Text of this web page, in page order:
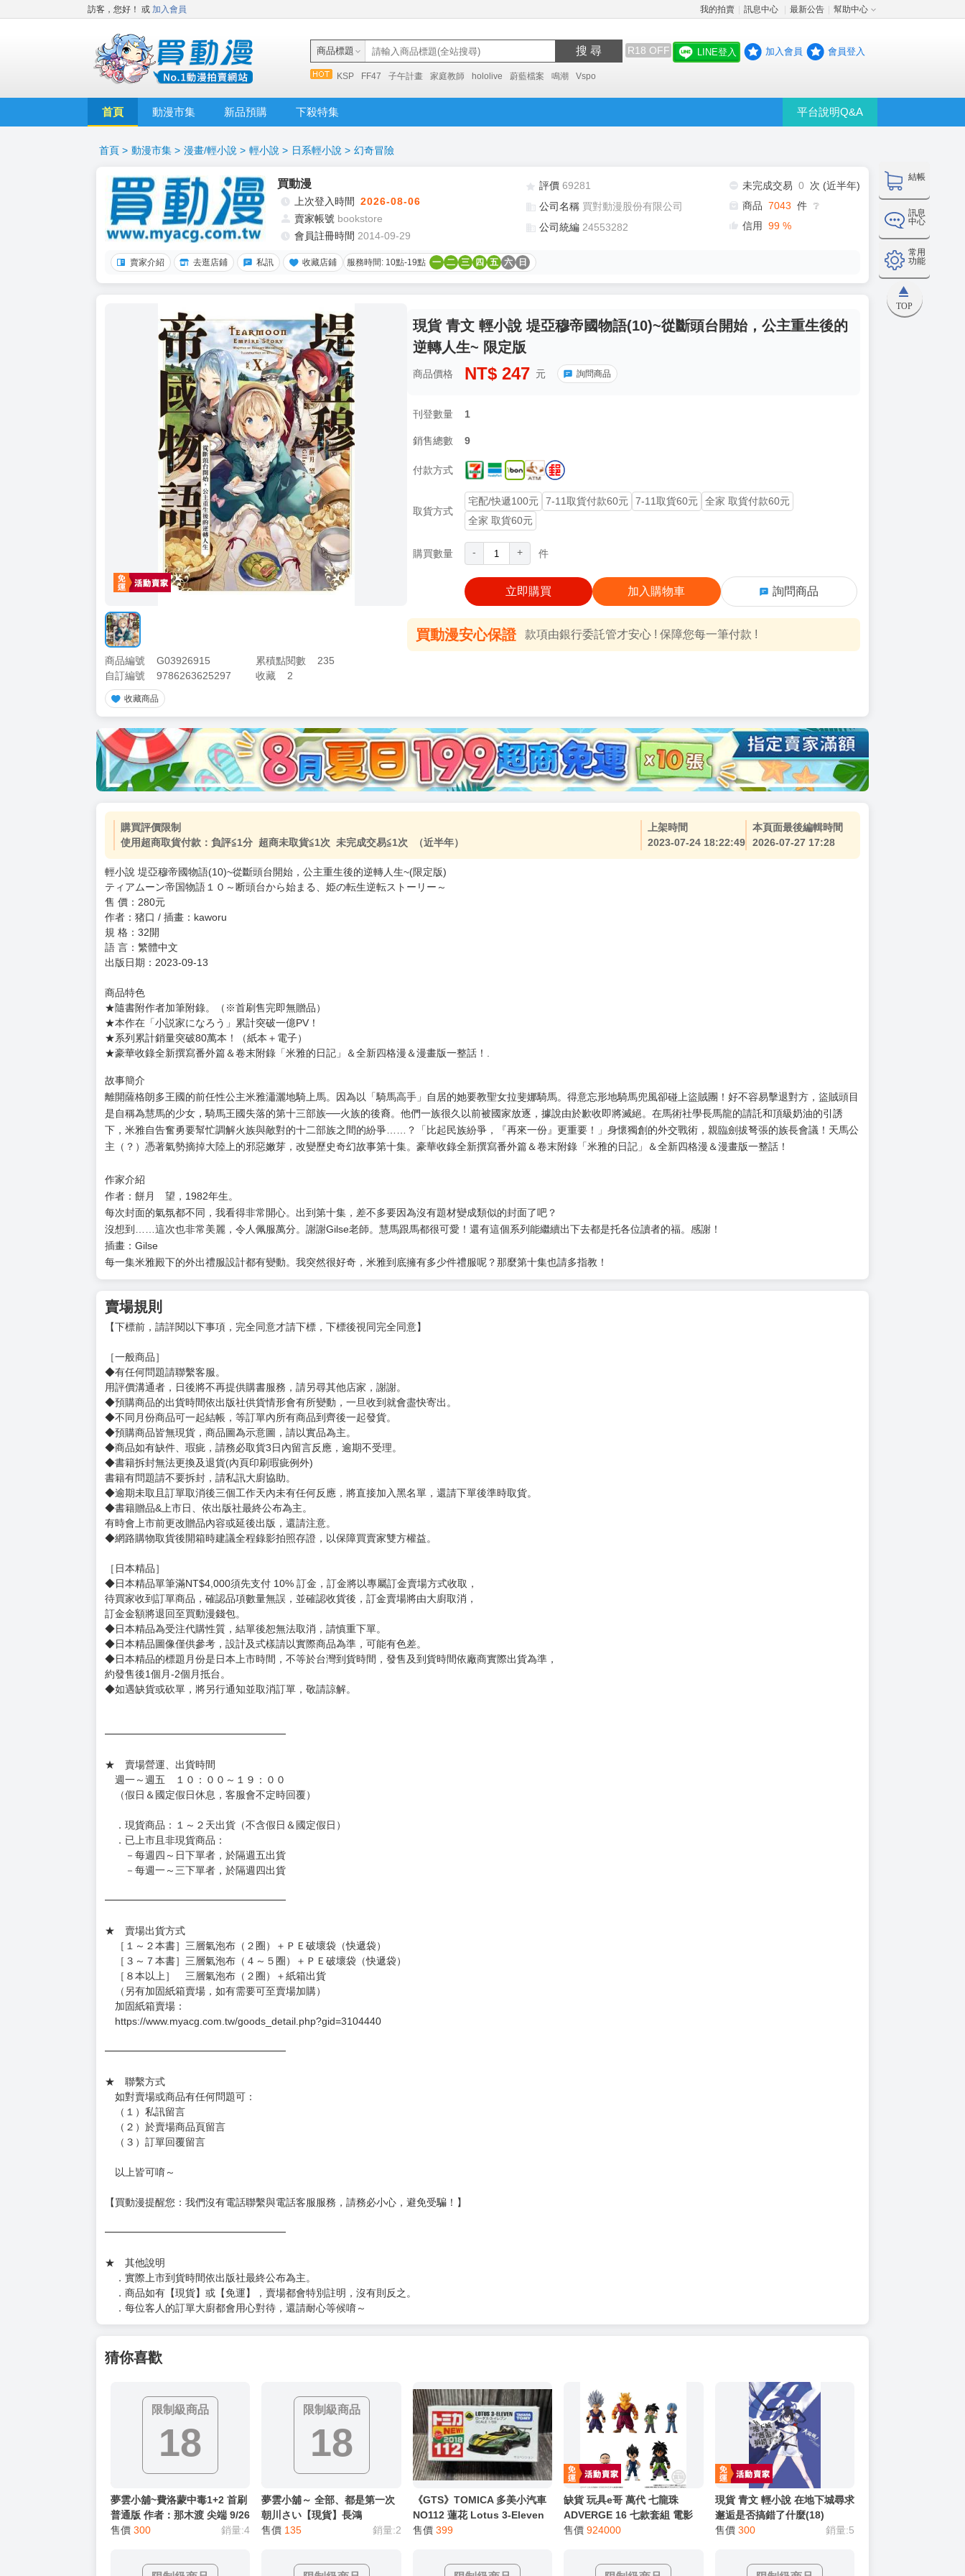
訪客，您好！ 或 加入會員 我的拍賣 訊息中心 最新公告 幫助中心
商品標題 搜 尋 R18 OFF
KSP FF47 子午計畫 家庭教師 hololive 蔚藍檔案 鳴潮 Vspo
LINE登入 加入會員 會員登入
首頁 動漫市集 新品預購 下殺特集 平台說明Q&A
結帳
訊息
中心
常用
功能
TOP
首頁 > 動漫市集 > 漫畫/輕小說 > 輕小說 > 日系輕小說 > 幻奇冒險
買動漫
上次登入時間 2026-08-06
賣家帳號 bookstore
會員註冊時間 2014-09-29
評價 69281
公司名稱 買對動漫股份有限公司
公司統編 24553282
未完成交易 0
次 (近半年)
商品 7043 件 ❔
信用 99 %
賣家介紹 去逛店鋪 私訊 收藏店鋪 服務時間: 10點-19點 一 二 三 四 五 六 日
商品編號 G03926915 累積點閱數
235
自訂編號
9786263625297 收藏 2
收藏商品
現貨 青文 輕小說 堤亞穆帝國物語(10)~從斷頭台開始，公主重生後的
逆轉人生~ 限定版
商品價格 NT$ 247 元 詢問商品
刊登數量 1
銷售總數 9
付款方式
取貨方式
宅配/快遞100元 7-11取貨付款60元 7-11取貨60元
全家 取貨付款60元
全家 取貨60元
購買數量 - + 件
立即購買 加入購物車 詢問商品
買動漫安心保證 款項由銀行委託管才安心 ! 保障您每一筆付款 !
購買評價限制
使用超商取貨付款：負評≦1分 超商未取貨≦1次 未完成交易≦1次 （近半年）
上架時間
2023-07-24 18:22:49
本頁面最後編輯時間
2026-07-27 17:28
輕小說 堤亞穆帝國物語(10)~從斷頭台開始，公主重生後的逆轉人生~(限定版)
ティアムーン帝国物語１０～断頭台から始まる、姫の転生逆転ストーリー～
售 價：280元
作者：猪口 / 插畫：kaworu
規 格：32開
語 言：繁體中文
出版日期：2023-09-13
商品特色
★隨書附作者加筆附錄。（※首刷售完即無贈品）
★本作在「小説家になろう」累計突破一億PV！
★系列累計銷量突破80萬本！（紙本＋電子）
★豪華收錄全新撰寫番外篇＆卷末附錄「米雅的日記」＆全新四格漫＆漫畫版一整話！.
故事簡介
離開薩格朗多王國的前任性公主米雅瀟灑地騎上馬。因為以「騎馬高手」自居的她要教聖女拉斐娜騎馬。得意忘形地騎馬兜風卻碰上盜賊團！好不容易擊退對方，盜賊頭目
是自稱為慧馬的少女，騎馬王國失落的第十三部族──火族的後裔。他們一族很久以前被國家放逐，據說由於歉收即將滅絕。在馬術社學長馬龍的請託和頂級奶油的引誘
下，米雅自告奮勇要幫忙調解火族與敵對的十二部族之間的紛爭……？「比起民族紛爭，『再來一份』更重要！」身懷獨創的外交戰術，親臨劍拔弩張的族長會議！天馬公
主（？）憑著氣勢摘掉大陸上的邪惡嫩芽，改變歷史奇幻故事第十集。豪華收錄全新撰寫番外篇＆卷末附錄「米雅的日記」＆全新四格漫＆漫畫版一整話！
作家介紹
作者：餅月 望，1982年生。
每次封面的氣氛都不同，我看得非常開心。出到第十集，差不多要因為沒有題材變成類似的封面了吧？
沒想到……這次也非常美麗，令人佩服萬分。謝謝Gilse老師。慧馬跟馬都很可愛！還有這個系列能繼續出下去都是托各位讀者的福。感謝！
插畫：Gilse
每一集米雅殿下的外出禮服設計都有變動。我突然很好奇，米雅到底擁有多少件禮服呢？那麼第十集也請多指教！
賣場規則
【下標前，請詳閱以下事項，完全同意才請下標，下標後視同完全同意】
［一般商品］
◆有任何問題請聯繫客服。
用評價溝通者，日後將不再提供購書服務，請另尋其他店家，謝謝。
◆預購商品的出貨時間依出版社供貨情形會有所變動，一旦收到就會盡快寄出。
◆不同月份商品可一起結帳，等訂單內所有商品到齊後一起發貨。
◆預購商品皆無現貨，商品圖為示意圖，請以實品為主。
◆商品如有缺件、瑕疵，請務必取貨3日內留言反應，逾期不受理。
◆書籍拆封無法更換及退貨(內頁印刷瑕疵例外)
書籍有問題請不要拆封，請私訊大廚協助。
◆逾期未取且訂單取消後三個工作天內未有任何反應，將直接加入黑名單，還請下單後準時取貨。
◆書籍贈品&上市日、依出版社最終公布為主。
有時會上市前更改贈品內容或延後出版，還請注意。
◆網路購物取貨後開箱時建議全程錄影拍照存證，以保障買賣家雙方權益。
［日本精品］
◆日本精品單筆滿NT$4,000須先支付 10% 訂金，訂金將以專屬訂金賣場方式收取，
待買家收到訂單商品，確認品項數量無誤，並確認收貨後，訂金賣場將由大廚取消，
訂金金額將退回至買動漫錢包。
◆日本精品為受注代購性質，結單後恕無法取消，請慎重下單。
◆日本精品圖像僅供參考，設計及式樣請以實際商品為準，可能有色差。
◆日本精品的標題月份是日本上市時間，不等於台灣到貨時間，發售及到貨時間依廠商實際出貨為準，
約發售後1個月-2個月抵台。
◆如遇缺貨或砍單，將另行通知並取消訂單，敬請諒解。
━━━━━━━━━━━━━━━━━━
★ 賣場營運、出貨時間
週一～週五 １０：００～１９：００
（假日＆國定假日休息，客服會不定時回覆）
．現貨商品：１～２天出貨（不含假日＆國定假日）
．已上市且非現貨商品：
－每週四～日下單者，於隔週五出貨
－每週一～三下單者，於隔週四出貨
━━━━━━━━━━━━━━━━━━
★ 賣場出貨方式
［１～２本書］三層氣泡布（２圈）＋ＰＥ破壞袋（快遞袋）
［３～７本書］三層氣泡布（４～５圈）＋ＰＥ破壞袋（快遞袋）
［８本以上］ 三層氣泡布（２圈）＋紙箱出貨
（另有加固紙箱賣場，如有需要可至賣場加購）
加固紙箱賣場：
https://www.myacg.com.tw/goods_detail.php?gid=3104440
━━━━━━━━━━━━━━━━━━
★ 聯繫方式
如對賣場或商品有任何問題可：
（１）私訊留言
（２）於賣場商品頁留言
（３）訂單回覆留言
以上皆可唷～
【買動漫提醒您：我們沒有電話聯繫與電話客服服務，請務必小心，避免受騙！】
━━━━━━━━━━━━━━━━━━
★ 其他說明
．實際上市到貨時間依出版社最終公布為主。
．商品如有【現貨】或【免運】，賣場都會特別註明，沒有則反之。
．每位客人的訂單大廚都會用心對待，還請耐心等候唷～
猜你喜歡
限制級商品
18
夢雲小舖~費洛蒙中毒1+2 首刷
普通版 作者：那木渡 尖端 9/26
售價 300 銷量:4
限制級商品
18
夢雲小舖～ 全部、都是第一次
朝川さい【現貨】長鴻
售價 135 銷量:2
《GTS》TOMICA 多美小汽車
NO112 蓮花 Lotus 3-Eleven
880387
售價 399
缺貨 玩具e哥 萬代 七龍珠
ADVERGE 16 七款套組 電影
超級英雄 代理83523
售價 924000
現貨 青文 輕小說 在地下城尋求
邂逅是否搞錯了什麼(18)
售價 300 銷量:5